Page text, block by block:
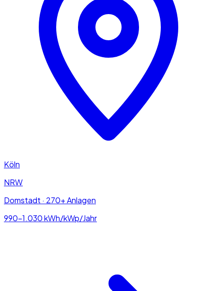
Köln
NRW
Domstadt · 270+ Anlagen
990–1.030kWh/kWp/Jahr